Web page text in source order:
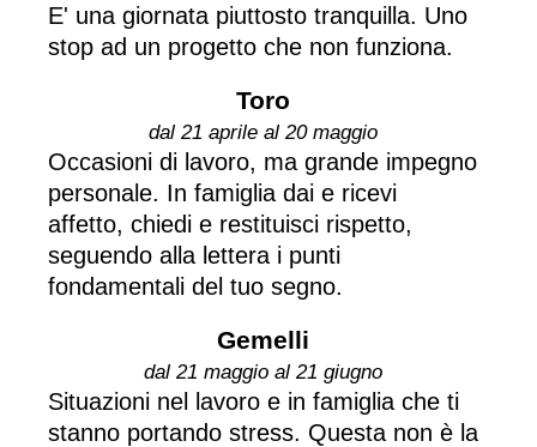
E' una giornata piuttosto tranquilla. Uno
stop ad un progetto che non funziona.
Toro
dal 21 aprile al 20 maggio
Occasioni di lavoro, ma grande impegno
personale. In famiglia dai e ricevi
affetto, chiedi e restituisci rispetto,
seguendo alla lettera i punti
fondamentali del tuo segno.
Gemelli
dal 21 maggio al 21 giugno
Situazioni nel lavoro e in famiglia che ti
stanno portando stress. Questa non è la